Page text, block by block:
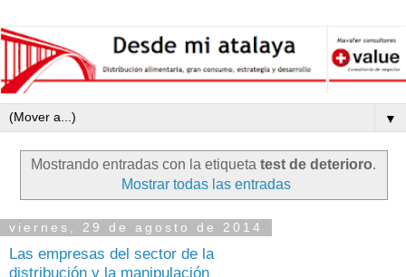
▼
Mostrando entradas con la etiqueta test de deterioro.
Mostrar todas las entradas
viernes, 29 de agosto de 2014
Las empresas del sector de la
distribución y la manipulación